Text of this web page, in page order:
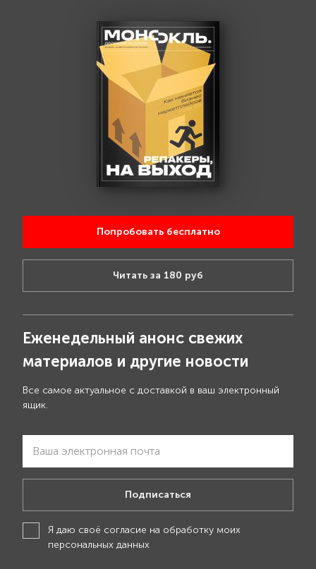
Попробовать бесплатно
Читать за 180 руб
Еженедельный анонс свежих
материалов и другие новости
Все самое актуальное с доставкой в ваш электронный
ящик.
Подписаться
Я даю своё согласие на обработку моих
персональных данных